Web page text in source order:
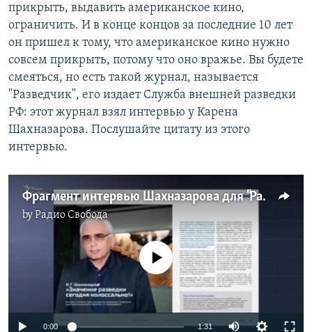
прикрыть, выдавить американское кино,
ограничить. И в конце концов за последние 10 лет
он пришел к тому, что американское кино нужно
совсем прикрыть, потому что оно вражье. Вы будете
смеяться, но есть такой журнал, называется
"Разведчик", его издает Служба внешней разведки
РФ: этот журнал взял интервью у Карена
Шахназарова. Послушайте цитату из этого
интервью.
Фрагмент интервью Шахназарова для "Разведчика"
byРадио Свобода
No media source currently available
0:00 1:31